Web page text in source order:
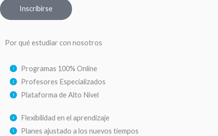
Inscribirse
Por qué estudiar con nosotros
Programas 100% Online
Profesores Especializados
Plataforma de Alto Nivel
Flexibilidad en el aprendizaje
Planes ajustado a los nuevos tiempos